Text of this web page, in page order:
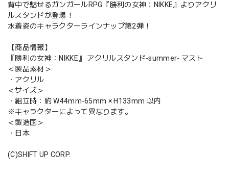
背中で魅せるガンガールRPG『勝利の女神：NIKKE』よりアクリ
ルスタンドが登場！
水着姿のキャラクターラインナップ第2弾！
【商品情報】
『勝利の女神：NIKKE』 アクリルスタンド-summer- マスト
＜製品素材＞
・アクリル
＜サイズ＞
・組立時：約 W44mm-65mm × H133mm 以内
※キャラクターによって異なります。
＜製造国＞
・日本
(C)SHIFT UP CORP.